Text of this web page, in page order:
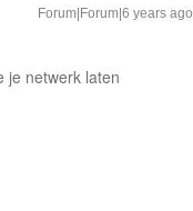
Forum|Forum|6 years ago
je netwerk laten